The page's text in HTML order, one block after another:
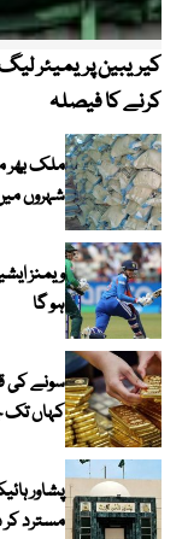
کرنے کا فیصلہ
ملک بھر
شہروں میں 20 کلو تھیلا 100 روپے
ہو گا
سونے کی
کہاں تک
پشاور
مسترد کر